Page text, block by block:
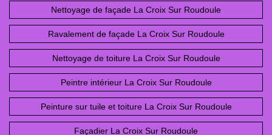
Nettoyage de façade La Croix Sur Roudoule
Ravalement de façade La Croix Sur Roudoule
Nettoyage de toiture La Croix Sur Roudoule
Peintre intérieur La Croix Sur Roudoule
Peinture sur tuile et toiture La Croix Sur Roudoule
Façadier La Croix Sur Roudoule